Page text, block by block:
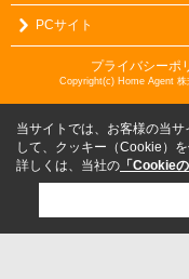
PCサイト
プライバシーポ
Copyright(c) Home Agent
当サイトでは、お客様の当
して、クッキー（Cookie）を
詳しくは、当社の 「Cookie